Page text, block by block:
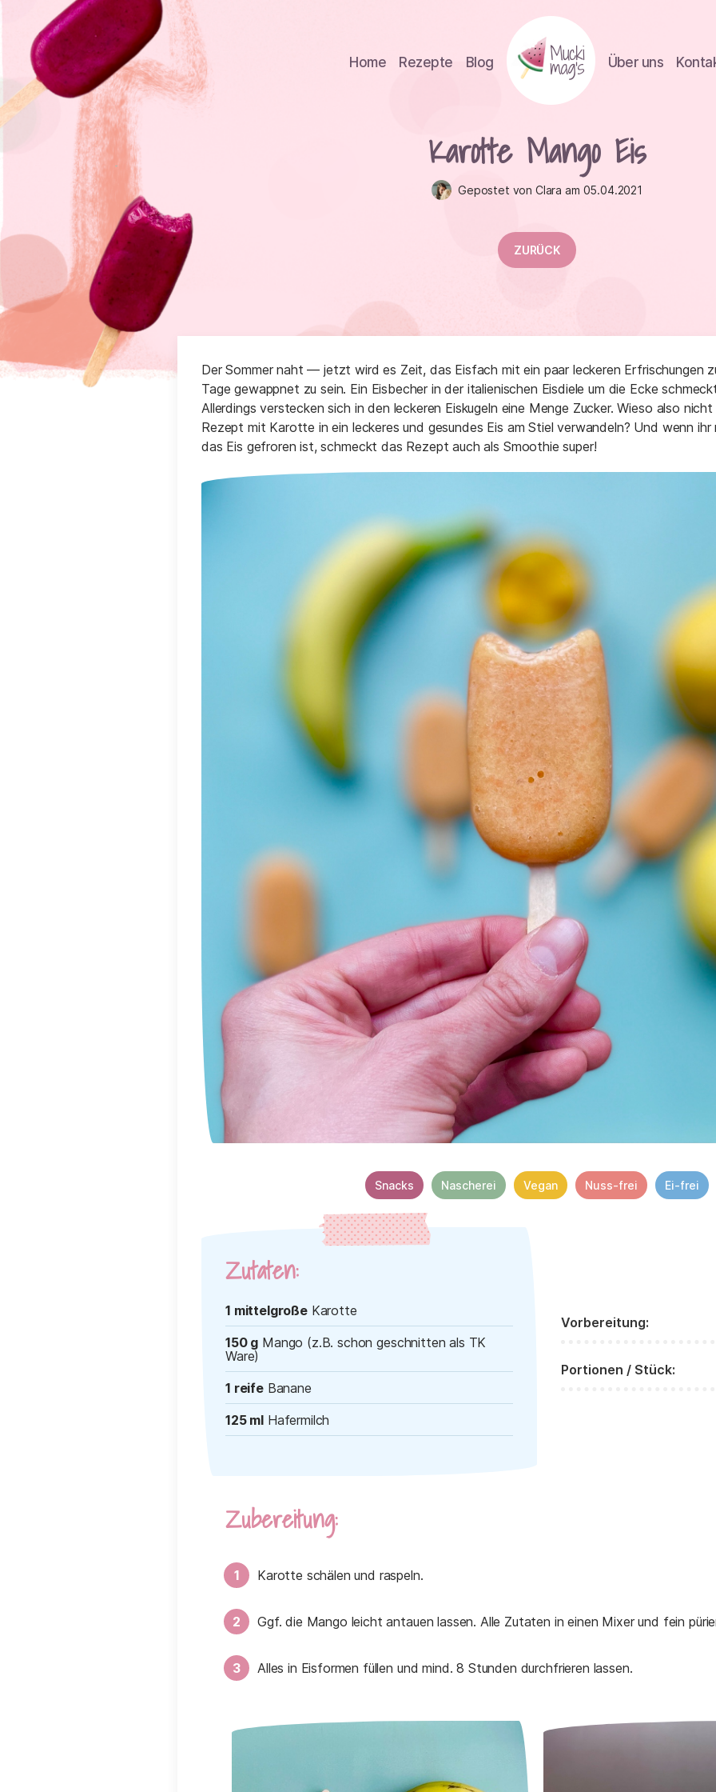
Home Rezepte Blog Über uns
Karotte Mango Eis
Gepostet von Clara am 05.04.2021
ZURÜCK
Der Sommer naht ― jetzt wird es Zeit, das Eisfach mit ein paar leckeren Erfrischungen
Tage gewappnet zu sein. Ein Eisbecher in der italienischen Eisdiele um die Ecke
Allerdings verstecken sich in den leckeren Eiskugeln eine Menge Zucker. Wieso also
Rezept mit Karotte in ein leckeres und gesundes Eis am Stiel verwandeln? Und wenn
das Eis gefroren ist, schmeckt das Rezept auch als Smoothie super!
Snacks Nascherei Vegan Nuss-frei Ei-frei
Zutaten:
1 mittelgroßeKarotte
150 g Mango (z.B. schon geschnitten als TK
Ware)
1 reifeBanane
125 ml Hafermilch
Vorbereitung:
Portionen / Stück:
Zubereitung:
Karotte schälen und raspeln.
Ggf. die Mango leicht antauen lassen. Alle Zutaten in einen Mixer und fein
Alles in Eisformen füllen und mind. 8 Stunden durchfrieren lassen.